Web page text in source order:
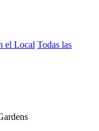
el Local Todas las